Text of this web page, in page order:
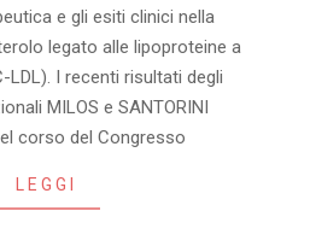
e gli esiti clinici nella
legato alle lipoproteine a
LDL). I recenti risultati degli
MILOS e SANTORINI
corso del Congresso
LEGGI